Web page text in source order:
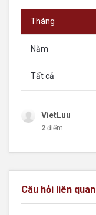
Tháng
Năm
Tất cả
VietLuu
2 điểm
Câu hỏi liên quan